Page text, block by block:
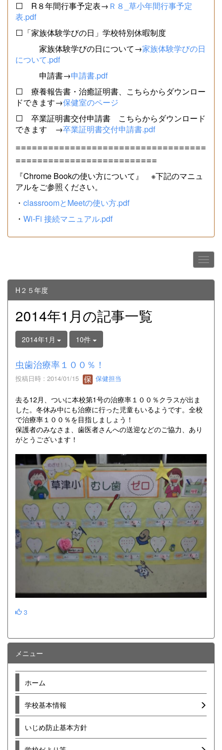
⬜ R８年間行事予定表→ Ｒ８_草小年間行事予定
表.pdf
⬜「家族体験学びの日」学校特別休暇制度
家族体験学びの日について→家族体験学びの日
について.pdf
申請書→申請書.pdf
⬜ 療養報告書・治癒証明書、こちらからダウンロー
ドできます→保健室のページ
⬜ 卒業証明書交付申請書 こちらからダウンロード
できます →卒業証明書交付申請書.pdf
===================================
==========================
『Chrome Bookの使い方について』 ※下記のマニュ
アルをご参照ください。
・ classroomとMeetの使い方.pdf
・ Wi-Fi 接続マニュアル.pdf
H２５年度
2014年1月の記事一覧
2014年1月 10件
虫歯治療率１００％！
投稿日時 : 2014/01/15 保健担当
去る12月、ついに本校第1号の治療率１００％クラスが出ま
した。冬休み中にも治療に行った児童もいるようです。全校
で治療率１００％を目指しましょう！
保護者のみなさま、歯医者さんへの送迎などのご協力、あり
がとうございます！
3
メニュー
ホーム
学校基本情報
いじめ防止基本方針